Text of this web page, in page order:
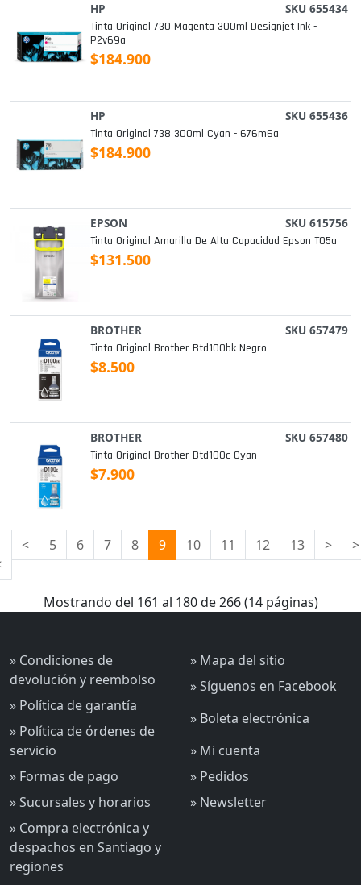
HP SKU 655434
Tinta Original 730 Magenta 300ml Designjet Ink -
P2v69a
$184.900
HP SKU 655436
Tinta Original 738 300ml Cyan - 676m6a
$184.900
EPSON SKU 615756
Tinta Original Amarilla De Alta Capacidad Epson T05a
$131.500
BROTHER SKU 657479
Tinta Original Brother Btd100bk Negro
$8.500
BROTHER SKU 657480
Tinta Original Brother Btd100c Cyan
$7.900
< 5 6 7 8 9 10 11 12 13 >
Mostrando del 161 al 180 de 266 (14 páginas)
» Condiciones de
devolución y reembolso
» Política de garantía
» Política de órdenes de
servicio
» Formas de pago
» Sucursales y horarios
» Compra electrónica y
despachos en Santiago y
regiones
» Mapa del sitio
» Síguenos en Facebook
» Boleta electrónica
» Mi cuenta
» Pedidos
» Newsletter